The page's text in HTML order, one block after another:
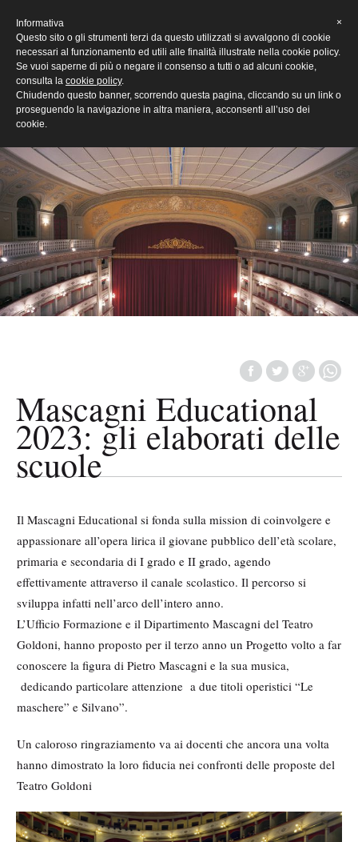
[Eng]
Mascagni Educational
2023: gli elaborati delle
scuole
Il Mascagni Educational si fonda sulla mission di coinvolgere e
appassionare all’opera lirica il giovane pubblico dell’età scolare,
primaria e secondaria di I grado e II grado, agendo
effettivamente attraverso il canale scolastico. Il percorso si
sviluppa infatti nell’arco dell’intero anno.
L’Ufficio Formazione e il Dipartimento Mascagni del Teatro
Goldoni, hanno proposto per il terzo anno un Progetto volto a far
conoscere la figura di Pietro Mascagni e la sua musica,
dedicando particolare attenzione a due titoli operistici “Le
maschere” e Silvano”.
Un caloroso ringraziamento va ai docenti che ancora una volta
hanno dimostrato la loro fiducia nei confronti delle proposte del
Teatro Goldoni
M
×
Informativa
Questo sito o gli strumenti terzi da questo utilizzati si avvalgono di cookie
necessari al funzionamento ed utili alle finalità illustrate nella cookie policy.
Se vuoi saperne di più o negare il consenso a tutti o ad alcuni cookie,
consulta la cookie policy.
Chiudendo questo banner, scorrendo questa pagina, cliccando su un link o
proseguendo la navigazione in altra maniera, acconsenti all’uso dei
cookie.